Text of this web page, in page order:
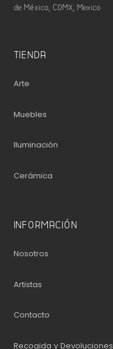
de México, CDMX, Mexico
TIENDA
Arte
Muebles
Iluminación
Cerámica
INFORMACIÓN
Nosotros
Artistas
Contacto
Recogida y Devoluciones